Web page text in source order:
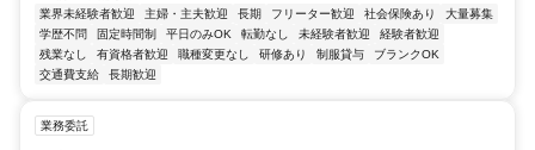
業界未経験者歓迎 主婦・主夫歓迎 長期 フリーター歓迎 社会保険あり
大量募集
学歴不問
固定時間制 平日のみOK 転勤なし 未経験者歓迎
経験者歓迎
残業なし
有資格者歓迎 職種変更なし 研修あり 制服貸与
ブランクOK
交通費支給
長期歓迎
業務委託